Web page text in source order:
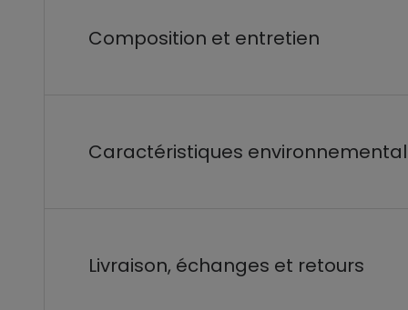
Composition et entretien
Caractéristiques
Livraison, échanges et retours